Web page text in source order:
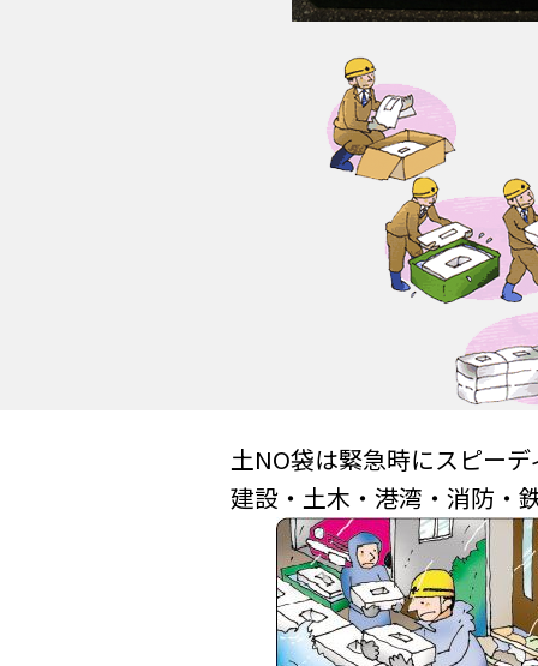
土NO袋は緊急時にスピー
建設・土木・港湾・消防・